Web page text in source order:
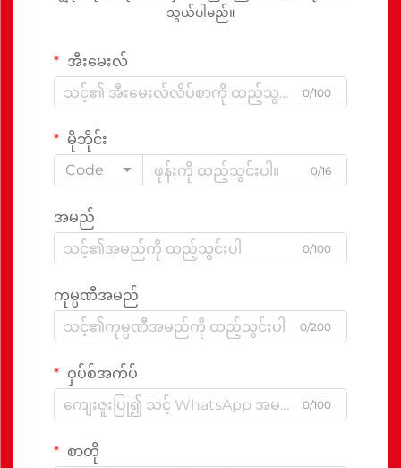
သွယ်ပါမည်။
အီးမေးလ်
0/100
မိုဘိုင်း
Code
0/16
အမည်
0/100
ကုမ္ပဏီအမည်
0/200
ဝှပ်စ်အက်ပ်
0/100
စာတို